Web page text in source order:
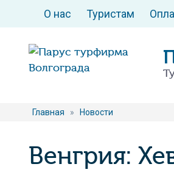
О нас Туристам
Главная » Новости
Венгрия: